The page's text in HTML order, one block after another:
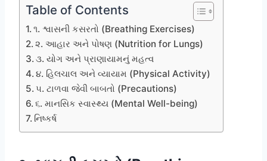
Table of Contents
૧. શ્વાસની કસરતો (Breathing Exercises)
૨. આહાર અને પોષણ (Nutrition for Lungs)
૩. યોગ અને પ્રાણાયામનું મહત્વ
૪. હિલચાલ અને વ્યાયામ (Physical Activity)
૫. ટાળવા જેવી બાબતો (Precautions)
૬. માનસિક સ્વાસ્થ્ય (Mental Well-being)
નિષ્કર્ષ